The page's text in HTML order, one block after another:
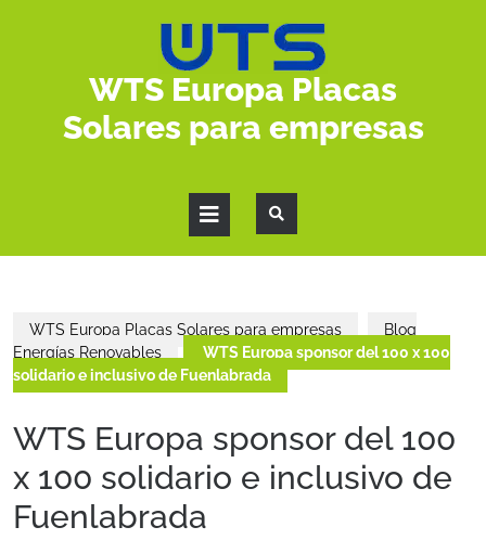
WTS Europa Placas
Solares para empresas
WTS Europa Placas Solares para empresas
Blog
Energías Renovables
WTS Europa sponsor del 100 x 100
solidario e inclusivo de Fuenlabrada
WTS Europa sponsor del 100
x 100 solidario e inclusivo de
Fuenlabrada